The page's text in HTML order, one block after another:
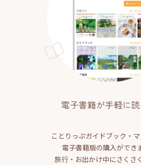
電子書籍が手軽に読
ことりっぷガイドブック・
電子書籍版の購入ができ
旅行・お出かけ中にさくさ